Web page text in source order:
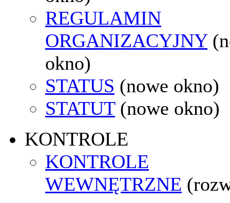
REGULAMIN
ORGANIZACYJNY
okno)
STATUS (nowe okno)
STATUT (nowe okno)
KONTROLE
KONTROLE
WEWNĘTRZNE